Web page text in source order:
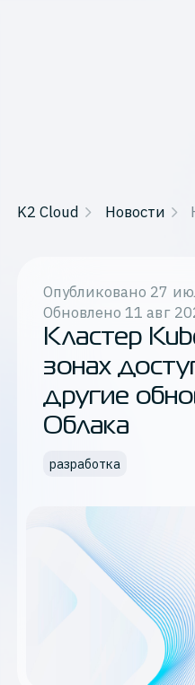
K2 Cloud Новости
Опубликовано 27
Обновлено 11 авг
Кластер
зонах
другие
Облака
разработка